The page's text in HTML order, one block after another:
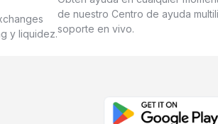
y liquidez.
de nuestro Centro de ayuda
soporte en vivo.